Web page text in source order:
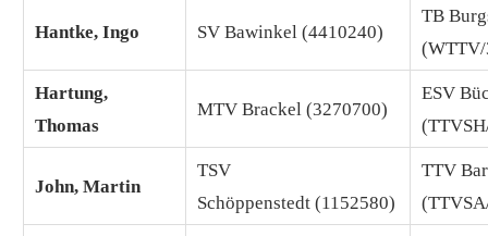
Hantke, Ingo SV Bawinkel (4410240)
TB
Hartung,
Thomas
MTV Brackel (3270700)
ESV
John, Martin
TSV
Schöppenstedt (1152580)
TTV